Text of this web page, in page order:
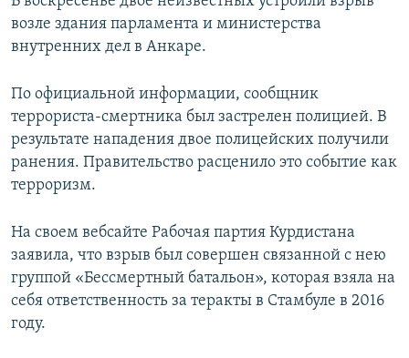
возле здания парламента и министерства
внутренних дел в Анкаре.
По официальной информации, сообщник
террориста-смертника был застрелен полицией. В
результате нападения двое полицейских получили
ранения. Правительство расценило это событие как
терроризм.
На своем вебсайте Рабочая партия Курдистана
заявила, что взрыв был совершен связанной с нею
группой «Бессмертный батальон», которая взяла на
себя ответственность за теракты в Стамбуле в 2016
году.